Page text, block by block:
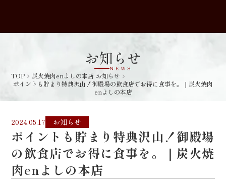
お知らせ
NEWS
TOP navigate_next 炭火焼肉enよしの本店 お知らせ navigate_next
ポイントも貯まり特典沢山！御殿場の飲食店でお得に食事を。｜炭火焼肉
enよしの本店
2024.05.17 お知らせ
ポイントも貯まり特典沢山！御殿場
の飲食店でお得に食事を。｜炭火焼
肉enよしの本店